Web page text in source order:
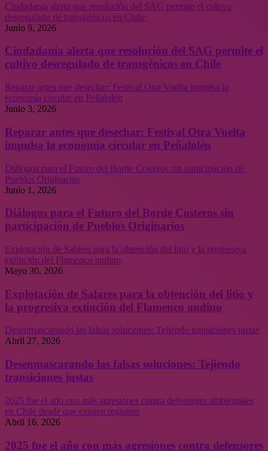
Ciudadanía alerta que resolución del SAG permite el cultivo
desregulado de transgénicos en Chile
Junio 9, 2026
Ciudadanía alerta que resolución del SAG permite el
cultivo desregulado de transgénicos en Chile
Reparar antes que desechar: Festival Otra Vuelta impulsa la
economía circular en Peñalolén
Junio 3, 2026
Reparar antes que desechar: Festival Otra Vuelta
impulsa la economía circular en Peñalolén
Diálogos para el Futuro del Borde Costeros sin participación de
Pueblos Originarios
Junio 1, 2026
Diálogos para el Futuro del Borde Costeros sin
participación de Pueblos Originarios
Explotación de Salares para la obtención del litio y la progresiva
extinción del Flamenco andino
Mayo 30, 2026
Explotación de Salares para la obtención del litio y
la progresiva extinción del Flamenco andino
Desenmascarando las falsas soluciones: Tejiendo transiciones justas
Abril 27, 2026
Desenmascarando las falsas soluciones: Tejiendo
transiciones justas
2025 fue el año con más agresiones contra defensores ambientales
en Chile desde que existen registros
Abril 16, 2026
2025 fue el año con más agresiones contra defensores